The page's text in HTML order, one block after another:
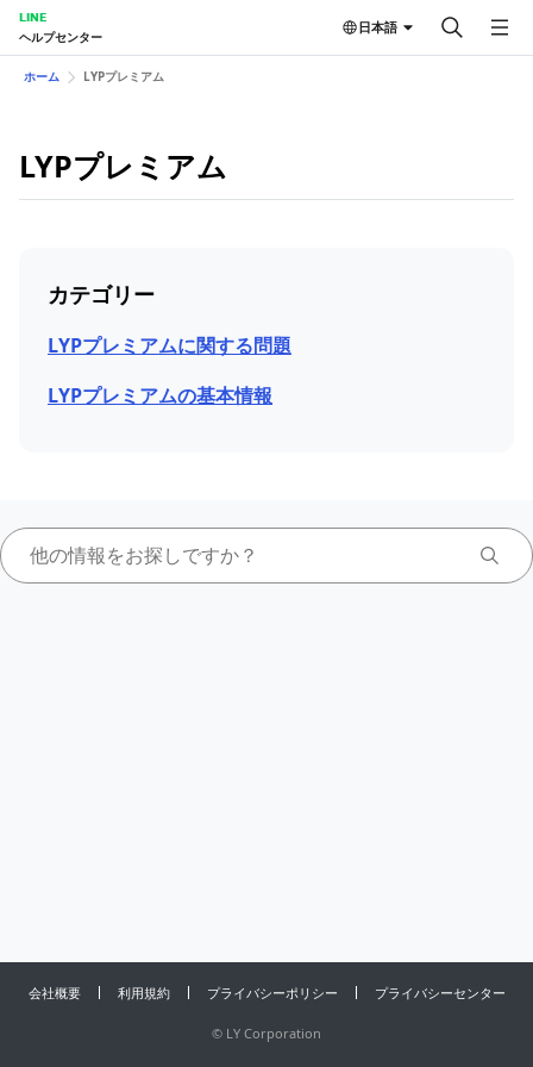
LINE
ヘルプセンター
日本語
ホーム LYPプレミアム
LYPプレミアム
カテゴリー
LYPプレミアムに関する問題
LYPプレミアムの基本情報
会社概要 利用規約 プライバシーポリシー プライバシーセンター
© LY Corporation